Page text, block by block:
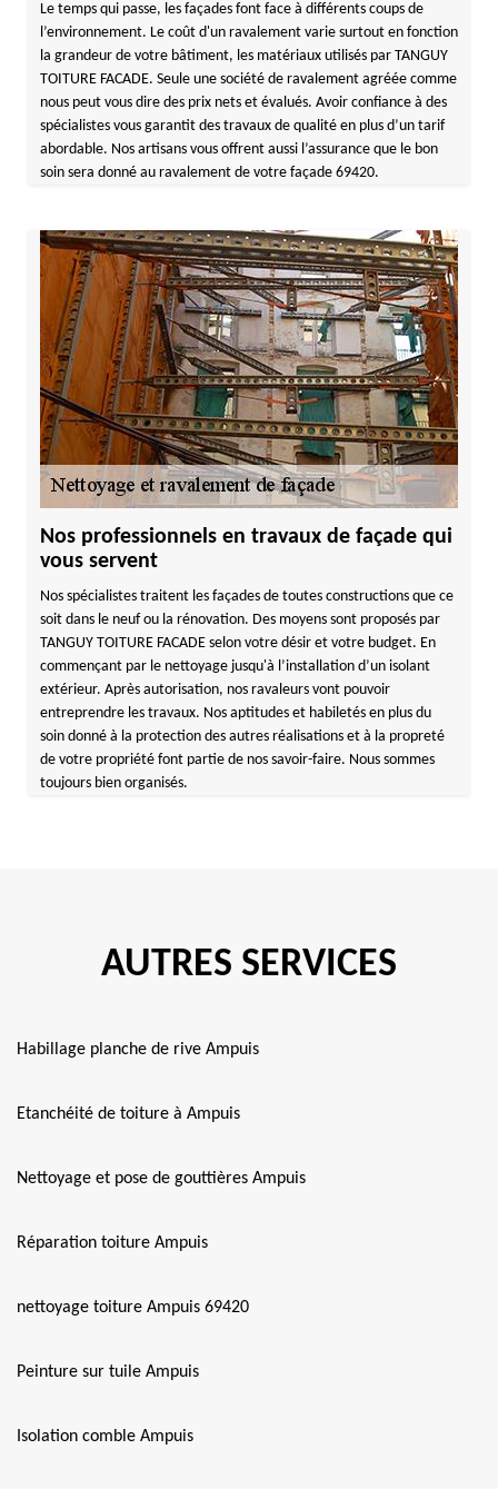
Le temps qui passe, les façades font face à différents coups de
l’environnement. Le coût d'un ravalement varie surtout en fonction
la grandeur de votre bâtiment, les matériaux utilisés par TANGUY
TOITURE FACADE. Seule une société de ravalement agréée comme
nous peut vous dire des prix nets et évalués. Avoir confiance à des
spécialistes vous garantit des travaux de qualité en plus d’un tarif
abordable. Nos artisans vous offrent aussi l’assurance que le bon
soin sera donné au ravalement de votre façade 69420.
Nos professionnels en travaux de façade qui
vous servent
Nos spécialistes traitent les façades de toutes constructions que ce
soit dans le neuf ou la rénovation. Des moyens sont proposés par
TANGUY TOITURE FACADE selon votre désir et votre budget. En
commençant par le nettoyage jusqu'à l’installation d’un isolant
extérieur. Après autorisation, nos ravaleurs vont pouvoir
entreprendre les travaux. Nos aptitudes et habiletés en plus du
soin donné à la protection des autres réalisations et à la propreté
de votre propriété font partie de nos savoir-faire. Nous sommes
toujours bien organisés.
AUTRES SERVICES
Habillage planche de rive Ampuis
Etanchéité de toiture à Ampuis
Nettoyage et pose de gouttières Ampuis
Réparation toiture Ampuis
nettoyage toiture Ampuis 69420
Peinture sur tuile Ampuis
Isolation comble Ampuis